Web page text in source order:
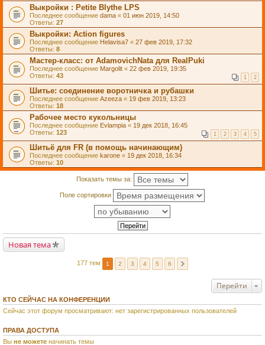
Выкройки : Petite Blythe LPS
Последнее сообщение dama « 01 июн 2019, 14:50
Ответы: 27
Выкройки: Action figures
Последнее сообщение Helavisa7 « 27 фев 2019, 17:32
Ответы: 8
Мастер-класс: от AdamovichNata для RealPuki
Последнее сообщение Margolit « 22 фев 2019, 19:35
Ответы: 43 1 2
Шитье: соединение воротничка и рубашки
Последнее сообщение Azeeza « 19 фев 2019, 13:23
Ответы: 18
Рабочее место кукольницы
Последнее сообщение Evlampia « 19 дек 2018, 16:45
Ответы: 123 1 2 3 4 5
Шитьё для FR (в помощь начинающим)
Последнее сообщение karone « 19 дек 2018, 16:34
Ответы: 10
Показать темы за:
Поле сортировки
Новая тема
177 тем 1 2 3 4 5 6
Перейти
КТО СЕЙЧАС НА КОНФЕРЕНЦИИ
Сейчас этот форум просматривают: нет зарегистрированных пользователей
ПРАВА ДОСТУПА
Вы не можете начинать темы